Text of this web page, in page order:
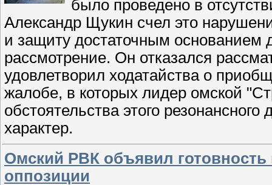
было проведено в
Александр Щукин счел это
и защиту достаточным основанием
рассмотрение. Он отказался
удовлетворил ходатайства о
жалобе, в которых лидер омской
обстоятельства этого
характер.
Омский РВК объявил
оппозиции